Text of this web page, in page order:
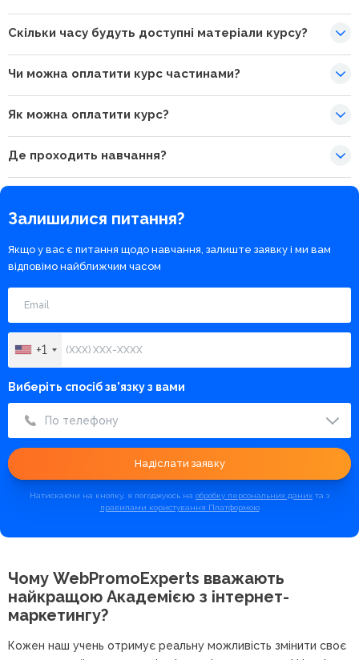
Скільки часу будуть доступні матеріали курсу?
Чи можна оплатити курс частинами?
Як можна оплатити курс?
Де проходить навчання?
Залишилися питання?
Якщо у вас є питання щодо навчання, залиште заявку і ми вам
відповімо найближчим часом
+1
Виберіть спосіб зв'язку з вами
По телефону
Надіслати заявку
Натискаючи на кнопку, я погоджуюсь на обробку персональних даних та з
правилами користування Платформою
Чому WebPromoExperts вважають
найкращою Академією з інтернет-
маркетингу?
Кожен наш учень отримує реальну можливість змінити своє